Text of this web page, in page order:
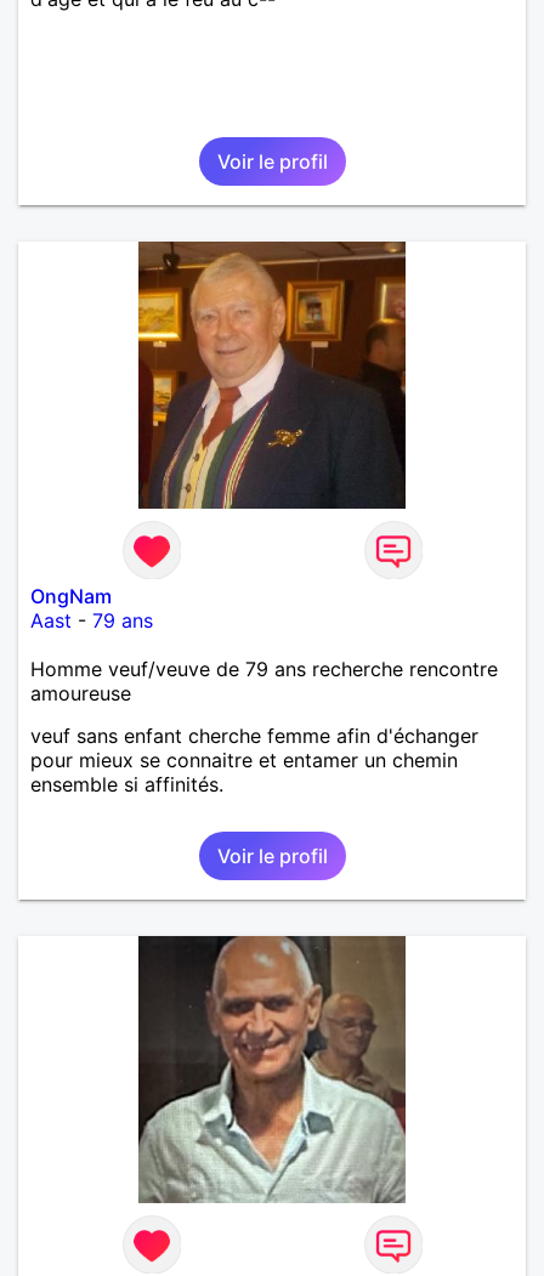
Voir le profil
OngNam
Aast - 79 ans
Homme veuf/veuve de 79 ans recherche rencontre
amoureuse
veuf sans enfant cherche femme afin d'échanger
pour mieux se connaitre et entamer un chemin
ensemble si affinités.
Voir le profil